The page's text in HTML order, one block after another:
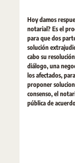
Hoy damos
notarial? Es el
para que dos
solución
cabo su
diálogo, una
los afectados,
proponer
consenso, el
pública de